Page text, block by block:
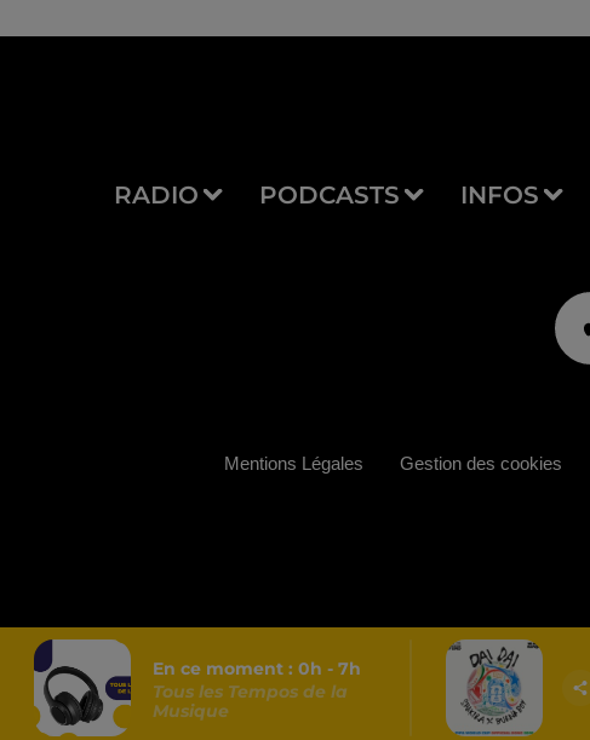
RADIO PODCASTS INFOS
En ce moment : 0h - 7h
Tous les Tempos de la
Musique
Mentions Légales Gestion des cookies